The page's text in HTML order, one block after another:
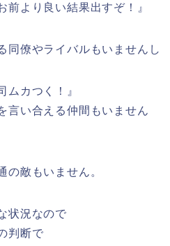
前より良い結果出すぞ！』
同僚やライバルもいませんし
ムカつく！』
言い合える仲間もいません
の敵もいません。
状況なので
判断で